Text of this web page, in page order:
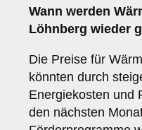
Wann werden
Löhnberg wieder
Die Preise für
könnten durch
Energiekosten und
den nächsten